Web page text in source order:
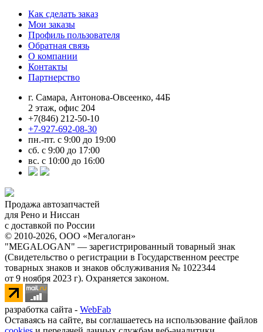
Как сделать заказ
Мои заказы
Профиль пользователя
Обратная связь
О компании
Контакты
Партнерство
г. Самара, Антонова-Овсеенко, 44Б
2 этаж, офис 204
+7(846) 212-50-10
+7-927-692-08-30
пн.-пт. с 9:00 до 19:00
сб. с 9:00 до 17:00
вс. с 10:00 до 16:00
Продажа автозапчастей
для Рено и Ниссан
с доставкой по России
© 2010-2026, ООО «Мегалоган»
"MEGALOGAN" — зарегистрированный товарный знак
(Свидетельство о регистрации в Государственном реестре
товарных знаков и знаков обслуживания № 1022344
от 9 ноября 2023 г). Охраняется законом.
разработка сайта - WebFab
Оставаясь на сайте, вы соглашаетесь на использование файлов